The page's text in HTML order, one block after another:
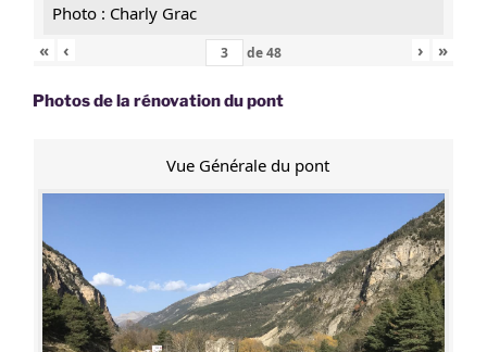
Photo : Charly Grac
«
‹ de48 › »
Photos de la rénovation du pont
Vue Générale du pont